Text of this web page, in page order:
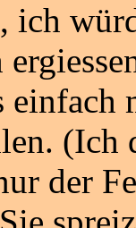
ich
einfach
(Ich
der